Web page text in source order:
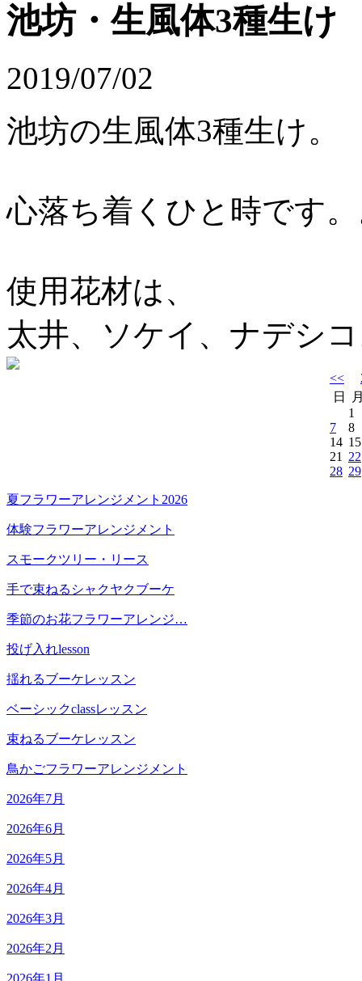
池坊・生風体3種生け
2019/07/02
池坊の生風体3種生け。
心落ち着くひと時です
使用花材は、
太井、ソケイ、ナデシ
<<
日
1
7
8
14 15
21 22
28 29
夏フラワーアレンジメント2026
体験フラワーアレンジメント
スモークツリー・リース
手で束ねるシャクヤクブーケ
季節のお花フラワーアレンジ…
投げ入れlesson
揺れるブーケレッスン
ベーシックclassレッスン
束ねるブーケレッスン
鳥かごフラワーアレンジメント
2026年7月
2026年6月
2026年5月
2026年4月
2026年3月
2026年2月